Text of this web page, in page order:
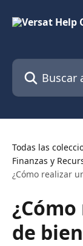
Buscar
Todas las
Finanzas y
¿Cómo realizar
de